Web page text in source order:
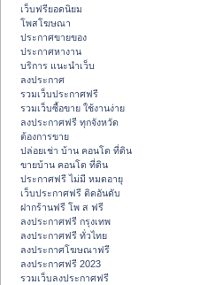
เว็บฟรียอดนิยม
โพสโฆษณา
ประกาศขายของ
ประกาศหางาน
บริการ แนะนำเว็บ
ลงประกาศ
รวมเว็บประกาศฟรี
รวมเว็บซื้อขาย ใช้งานง่าย
ลงประกาศฟรี ทุกจังหวัด
ต้องการขาย
ปล่อยเช่า บ้าน คอนโด ที่ดิน
ขายบ้าน คอนโด ที่ดิน
ประกาศฟรี ไม่มี หมดอายุ
เว็บประกาศฟรี ติดอันดับ
ฝากร้านฟรี โพ ส ฟรี
ลงประกาศฟรี กรุงเทพ
ลงประกาศฟรี ทั่วไทย
ลงประกาศโฆษณาฟรี
ลงประกาศฟรี 2023
รวมเว็บลงประกาศฟรี